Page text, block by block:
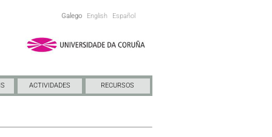
Galego English Español
ACTIVIDADES RECURSOS